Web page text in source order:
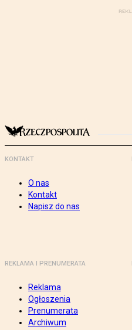
KONTAKT
O nas
Kontakt
Napisz do nas
REKLAMA I PRENUMERATA
Reklama
Ogłoszenia
Prenumerata
Archiwum